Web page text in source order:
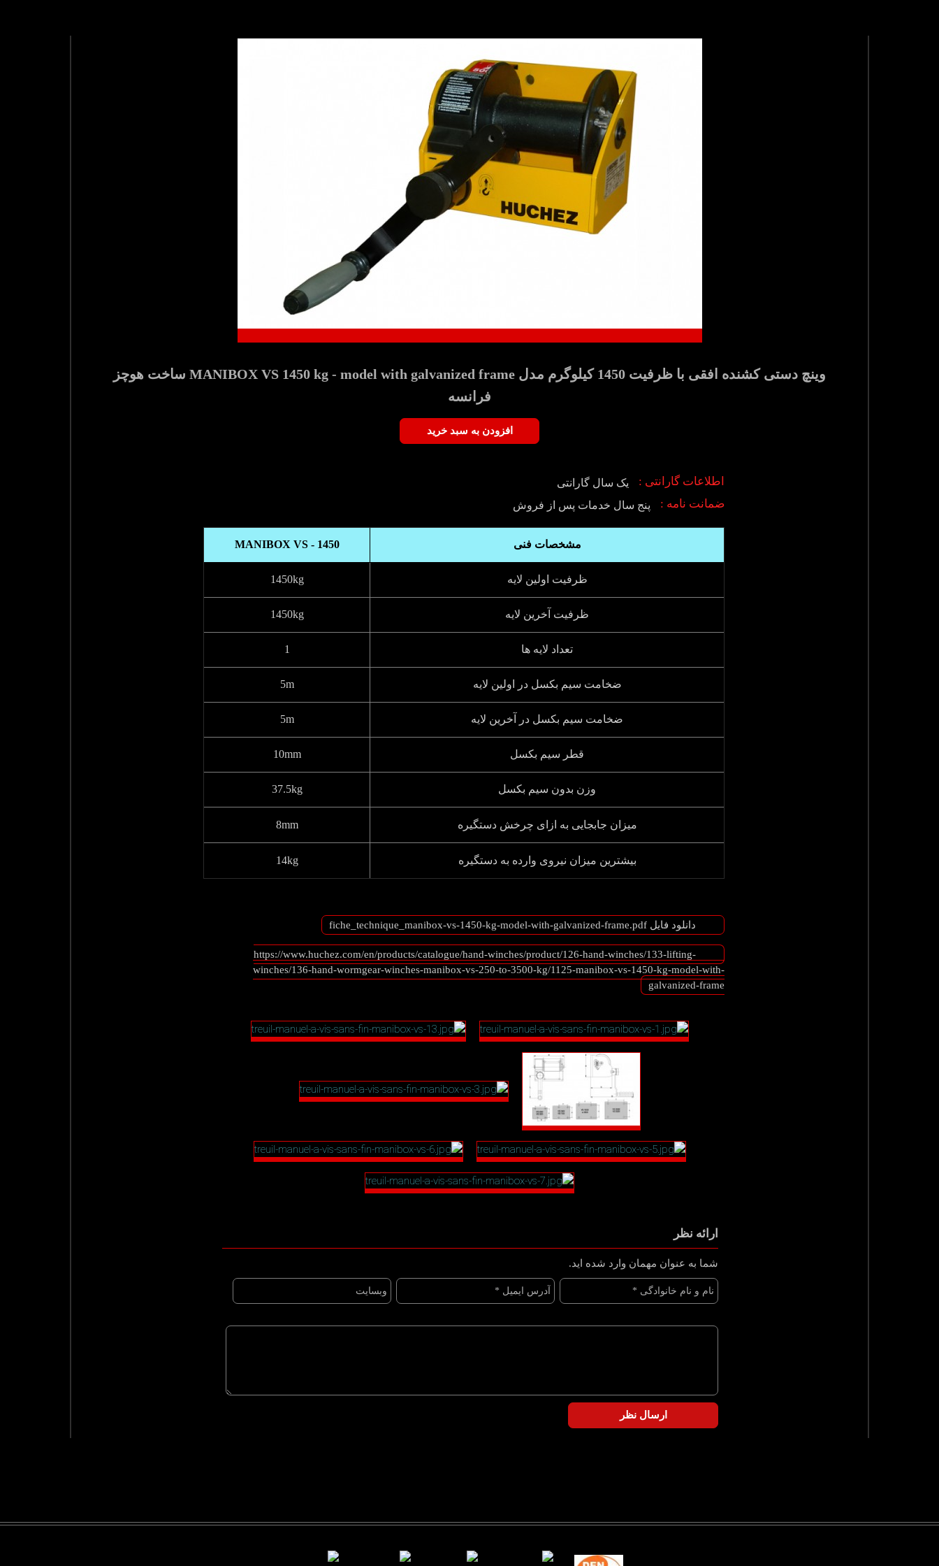
وینچ دستی کشنده افقی با ظرفیت 1450 کیلوگرم مدل MANIBOX VS 1450 kg - model with galvanized frame ساخت هوچز
فرانسه
افزودن به سبد خرید
اطلاعات گارانتی : یک سال گارانتی
ضمانت نامه : پنج سال خدمات پس از فروش
مشخصات فنی MANIBOX VS - 1450
ظرفیت اولین لایه 1450kg
ظرفیت آخرین لایه 1450kg
تعداد لایه ها 1
ضخامت سیم بکسل در اولین لایه 5m
ضخامت سیم بکسل در آخرین لایه 5m
قطر سیم بکسل 10mm
وزن بدون سیم بکسل 37.5kg
میزان جابجایی به ازای چرخش دستگیره 8mm
بیشترین میزان نیروی وارده به دستگیره 14kg
دانلود فایل fiche_technique_manibox-vs-1450-kg-model-with-galvanized-frame.pdf
https://www.huchez.com/en/products/catalogue/hand-winches/product/126-hand-winches/133-lifting-
winches/136-hand-wormgear-winches-manibox-vs-250-to-3500-kg/1125-manibox-vs-1450-kg-model-with-
galvanized-frame
ارائه نظر
شما به عنوان مهمان وارد شده اید.